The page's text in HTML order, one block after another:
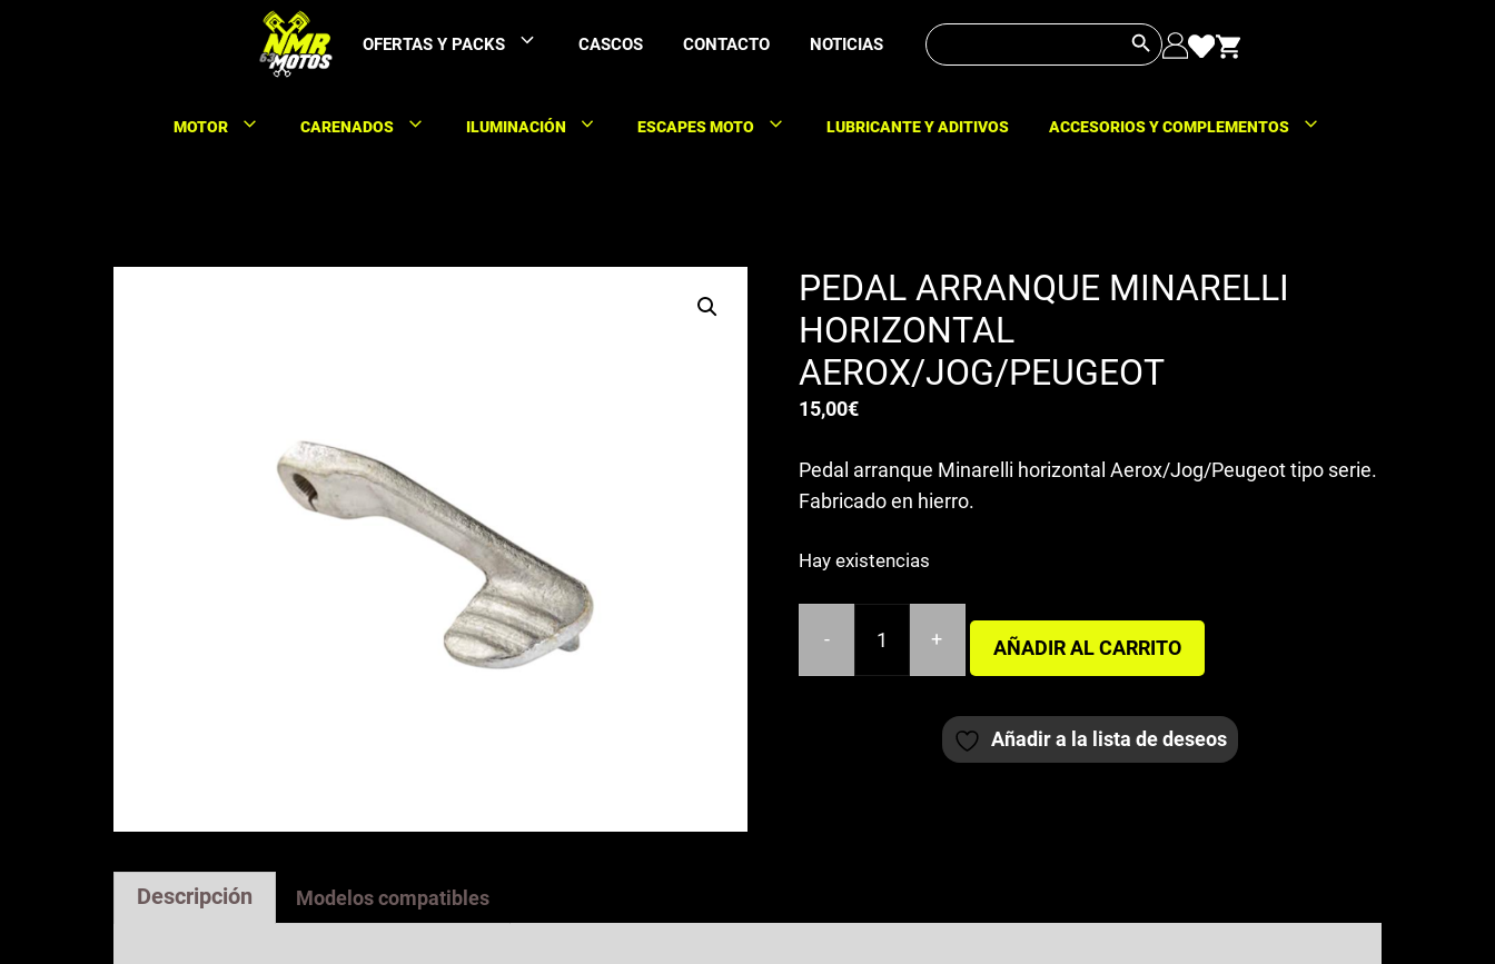
OFERTAS Y PACKS CASCOS CONTACTO NOTICIAS Buscar: Botón de búsqueda
MOTOR CARENADOS ILUMINACIÓN ESCAPES MOTO LUBRICANTE Y ADITIVOS ACCESORIOS Y COMPLEMENTOS
PEDAL ARRANQUE MINARELLI
HORIZONTAL
AEROX/JOG/PEUGEOT
15,00€
Pedal arranque Minarelli horizontal Aerox/Jog/Peugeot tipo serie.
Fabricado en hierro.
Hay existencias
-
ARRANQUE
+ AÑADIR AL CARRITO
Añadir a la lista de deseos
Descripción Modelos compatibles